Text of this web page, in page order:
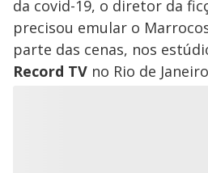
da covid-19, o diretor da
precisou emular o
parte das cenas, nos
Record TV no Rio de